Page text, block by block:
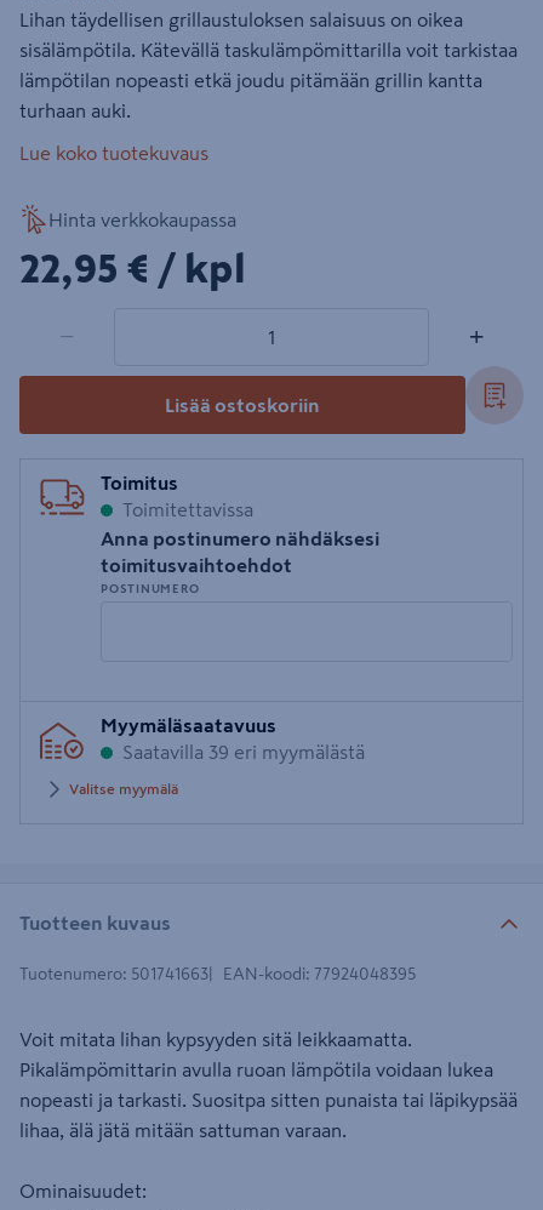
Lihan täydellisen grillaustuloksen salaisuus on oikea
sisälämpötila. Kätevällä taskulämpömittarilla voit tarkistaa
lämpötilan nopeasti etkä joudu pitämään grillin kantta
turhaan auki.
Lue koko tuotekuvaus
Hinta verkkokaupassa
22,95€/kpl
22,95 € / kpl
− +
Lisää ostoskoriin
Toimitus
Toimitettavissa
Anna postinumero nähdäksesi
toimitusvaihtoehdot
POSTINUMERO
postinumero
Myymäläsaatavuus
Saatavilla 39 eri myymälästä
Valitse myymälä
Tuotteen kuvaus
Tuotenumero: 501741663 EAN-koodi: 77924048395
Voit mitata lihan kypsyyden sitä leikkaamatta.
Pikalämpömittarin avulla ruoan lämpötila voidaan lukea
nopeasti ja tarkasti. Suositpa sitten punaista tai läpikypsää
lihaa, älä jätä mitään sattuman varaan.
Ominaisuudet: